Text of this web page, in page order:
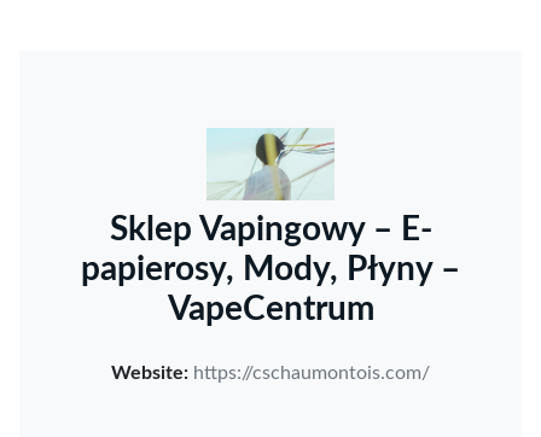
Sklep Vapingowy – E-
papierosy, Mody, Płyny –
VapeCentrum
Website: https://cschaumontois.com/